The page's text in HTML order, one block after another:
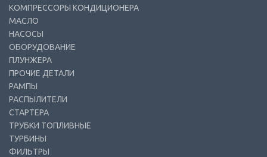
КОМПРЕССОРЫ КОНДИЦИОНЕРА
МАСЛО
НАСОСЫ
ОБОРУДОВАНИЕ
ПЛУНЖЕРА
ПРОЧИЕ ДЕТАЛИ
РАМПЫ
РАСПЫЛИТЕЛИ
СТАРТЕРА
ТРУБКИ ТОПЛИВНЫЕ
ТУРБИНЫ
ФИЛЬТРЫ